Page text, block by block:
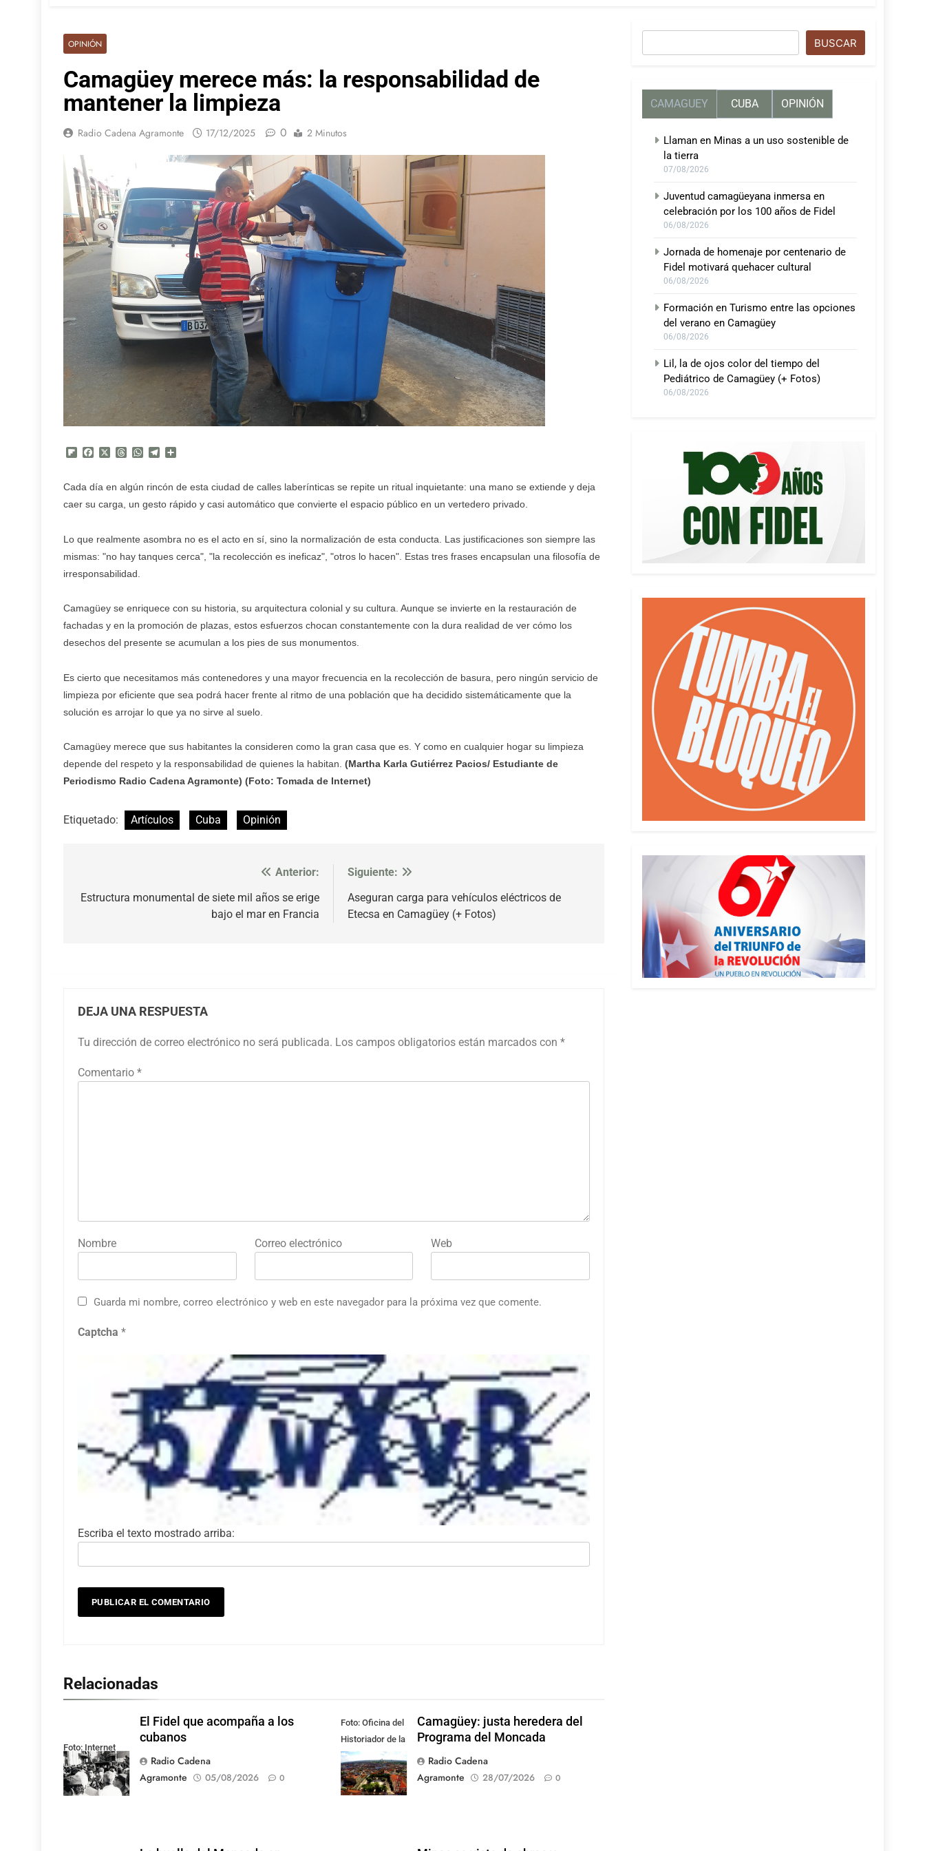
OPINIÓN
Camagüey merece más: la responsabilidad de
mantener la limpieza
Radio Cadena Agramonte 17/12/2025 0 2 Minutos
Flipboard
FacebookThreadsWhatsApp
Telegram
Cada día en algún rincón de esta ciudad de calles laberínticas se repite un ritual inquietante: una mano se extiende y deja
caer su carga, un gesto rápido y casi automático que convierte el espacio público en un vertedero privado.
Lo que realmente asombra no es el acto en sí, sino la normalización de esta conducta. Las justificaciones son siempre las
mismas: "no hay tanques cerca", "la recolección es ineficaz", "otros lo hacen". Estas tres frases encapsulan una filosofía de
irresponsabilidad.
Camagüey se enriquece con su historia, su arquitectura colonial y su cultura. Aunque se invierte en la restauración de
fachadas y en la promoción de plazas, estos esfuerzos chocan constantemente con la dura realidad de ver cómo los
desechos del presente se acumulan a los pies de sus monumentos.
Es cierto que necesitamos más contenedores y una mayor frecuencia en la recolección de basura, pero ningún servicio de
limpieza por eficiente que sea podrá hacer frente al ritmo de una población que ha decidido sistemáticamente que la
solución es arrojar lo que ya no sirve al suelo.
Camagüey merece que sus habitantes la consideren como la gran casa que es. Y como en cualquier hogar su limpieza
depende del respeto y la responsabilidad de quienes la habitan. (Martha Karla Gutiérrez Pacios/ Estudiante de
Periodismo Radio Cadena Agramonte) (Foto: Tomada de Internet)
Etiquetado: Artículos Cuba Opinión
de
Anterior:
Estructura monumental de siete mil años se erige
bajo el mar en Francia
Siguiente:
Aseguran carga para vehículos eléctricos de
Etecsa en Camagüey (+ Fotos)
DEJA UNA RESPUESTA
Tu dirección de correo electrónico no será publicada. Los campos obligatorios están marcados con *
Comentario *
Nombre Correo electrónico Web
Guarda mi nombre, correo electrónico y web en este navegador para la próxima vez que comente.
Captcha *
Escriba el texto mostrado arriba:
Relacionadas
Foto: Internet
El Fidel que acompaña a los
cubanos
Radio Cadena
Agramonte
05/08/2026 0
Foto: Oficina del
Historiador de la
Ciudad de
Camagüey
Camagüey: justa heredera del
Programa del Moncada
Radio Cadena
Agramonte
28/07/2026 0
BUSCAR
CAMAGUEY CUBA OPINIÓN
Llaman en Minas a un uso sostenible de
la tierra
07/08/2026
Juventud camagüeyana inmersa en
celebración por los 100 años de Fidel
06/08/2026
Jornada de homenaje por centenario de
Fidel motivará quehacer cultural
06/08/2026
Formación en Turismo entre las opciones
del verano en Camagüey
06/08/2026
Lil, la de ojos color del tiempo del
Pediátrico de Camagüey (+ Fotos)
06/08/2026